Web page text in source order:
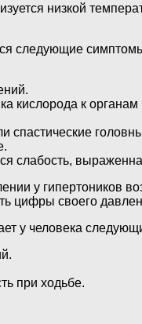
низкой
следующие
кислорода к органам
спастические
слабость,
у гипертоников
цифры своего
у человека
при ходьбе.